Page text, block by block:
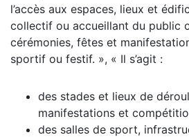
l’accès aux espaces, lieux et
collectif ou accueillant du public
cérémonies, fêtes et
sportif ou festif. », « Il s’agit :
des stades et lieux de
manifestations et
des salles de sport,